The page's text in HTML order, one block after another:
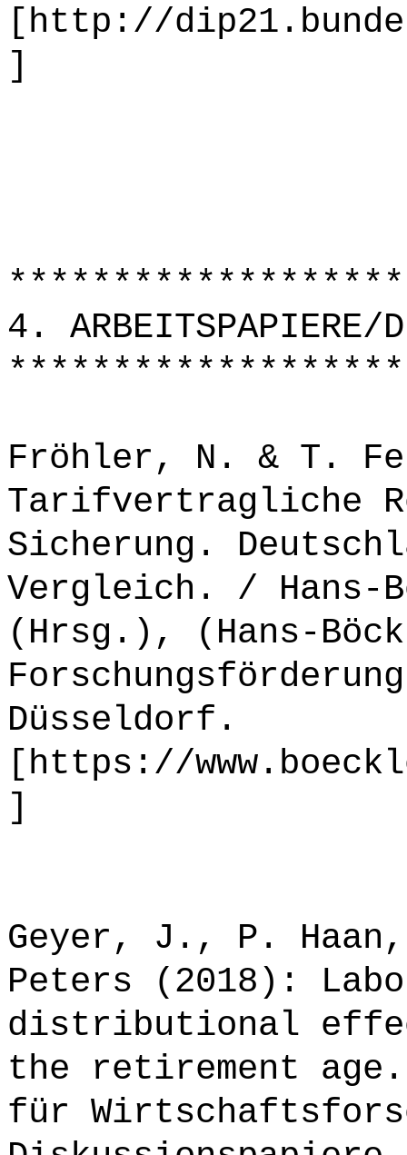
[http://
]
4. ARBEITSPAPIERE/
Fröhler, N. & T.
Tarifvertragliche
Sicherung.
Vergleich. / Hans-
(Hrsg.), (Hans-
Düsseldorf.
[https://
]
Geyer, J., P. Haan,
Peters (2018):
distributional
the retirement
für